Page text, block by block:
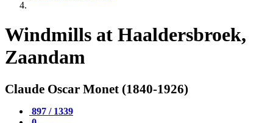
Windmills at Haaldersbroek,
Zaandam
Claude Oscar Monet (1840-1926)
897 / 1339